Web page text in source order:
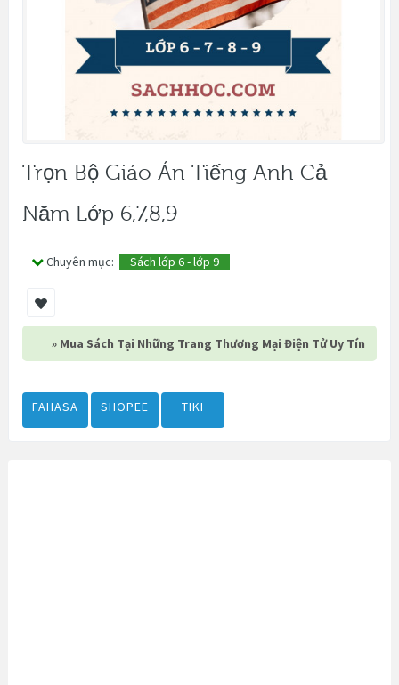
Trọn Bộ Giáo Án Tiếng Anh Cả
Năm Lớp 6,7,8,9
Chuyên mục: Sách lớp 6 - lớp 9
» Mua Sách Tại Những Trang Thương Mại Điện Tử Uy Tín
FAHASA SHOPEE TIKI